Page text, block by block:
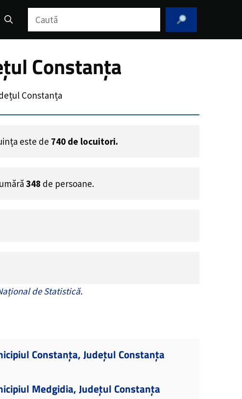
Caută
Constanța
Constanța
este de 740 de locuitori.
348 de persoane.
de Statistică.
Constanța, Județul Constanța
Medgidia, Județul Constanța